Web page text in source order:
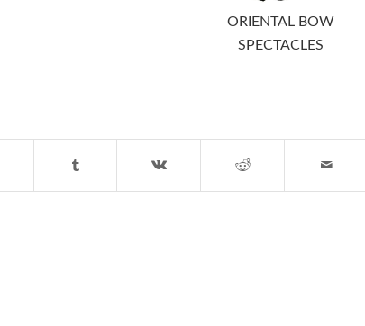
ORIENTAL BOW
SPECTACLES